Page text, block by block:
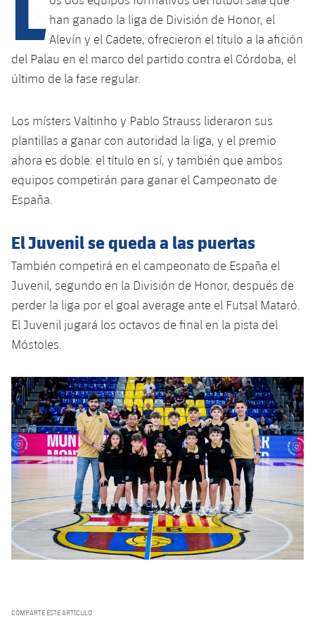
plusicon
más
Instalaciones
Spotify Camp Nou
Palau Blaugrana
Estadi Johan Cruyff
Barça Cafe
Ciutat Esportiva
La Masia
plusicon
más
Servicios
Servicios Médicos
plusicon
más
Acreditaciones
han ganado la liga de División de Honor, el
Alevín y el Cadete, ofrecieron el título a la afición
del Palau en el marco del partido contra el Córdoba, el
último de la fase regular.
Los místers Valtinho y Pablo Strauss lideraron sus
plantillas a ganar con autoridad la liga, y el premio
ahora es doble: el título en sí, y también que ambos
equipos competirán para ganar el Campeonato de
España.
El Juvenil se queda a las puertas
También competirá en el campeonato de España el
Juvenil, segundo en la División de Honor, después de
perder la liga por el goal average ante el Futsal Mataró.
El Juvenil jugará los octavos de final en la pista del
Móstoles.
COMPARTE ESTE ARTÍCULO